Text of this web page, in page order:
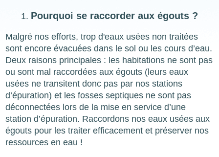
Pourquoi se raccorder aux égouts ?
Malgré nos efforts, trop d'eaux usées non traitées
sont encore évacuées dans le sol ou les cours d’eau.
Deux raisons principales : les habitations ne sont pas
ou sont mal raccordées aux égouts (leurs eaux
usées ne transitent donc pas par nos stations
d’épuration) et les fosses septiques ne sont pas
déconnectées lors de la mise en service d’une
station d’épuration. Raccordons nos eaux usées aux
égouts pour les traiter efficacement et préserver nos
ressources en eau !